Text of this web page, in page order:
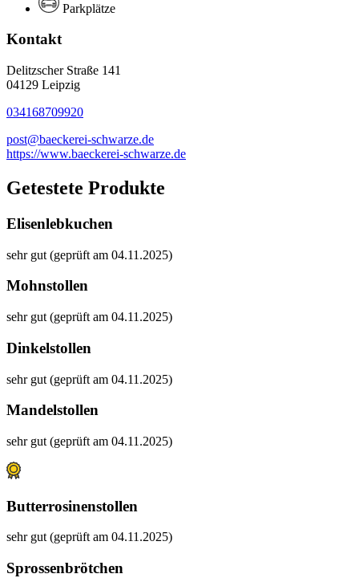
Parkplätze
Kontakt
Delitzscher Straße 141
04129 Leipzig
034168709920
post@baeckerei-schwarze.de
https://www.baeckerei-schwarze.de
Getestete Produkte
Elisenlebkuchen
sehr gut (geprüft am 04.11.2025)
Mohnstollen
sehr gut (geprüft am 04.11.2025)
Dinkelstollen
sehr gut (geprüft am 04.11.2025)
Mandelstollen
sehr gut (geprüft am 04.11.2025)
Butterrosinenstollen
sehr gut (geprüft am 04.11.2025)
Sprossenbrötchen